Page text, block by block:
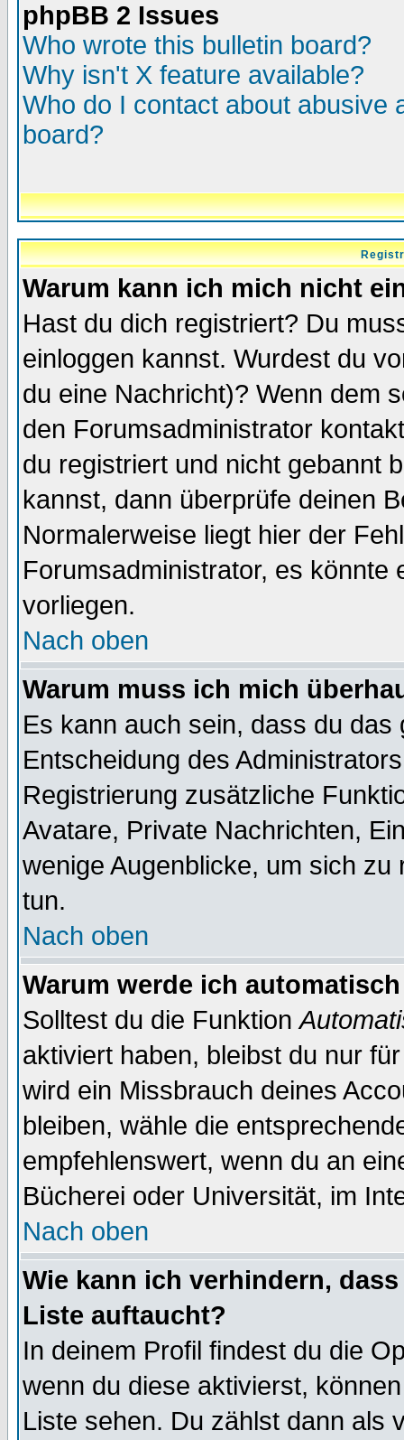
phpBB 2 Issues
Who wrote this bulletin board?
Why isn't X feature available?
Who do I contact about abusive
board?
Warum kann ich mich nicht
Hast du dich registriert? Du
einloggen kannst. Wurdest du
du eine Nachricht)? Wenn dem
den Forumsadministrator
du registriert und nicht gebannt
kannst, dann überprüfe deinen
Normalerweise liegt hier der
Forumsadministrator, es könnte
vorliegen.
Nach oben
Warum muss ich mich
Es kann auch sein, dass du
Entscheidung des
Registrierung zusätzliche
Avatare, Private Nachrichten,
wenige Augenblicke, um sich
tun.
Nach oben
Warum werde ich
Solltest du die Funktion
aktiviert haben, bleibst du nur
wird ein Missbrauch deines
bleiben, wähle die
empfehlenswert, wenn du an
Bücherei oder Universität, im
Nach oben
Wie kann ich verhindern,
Liste auftaucht?
In deinem Profil findest du die
wenn du diese aktivierst,
Liste sehen. Du zählst dann als